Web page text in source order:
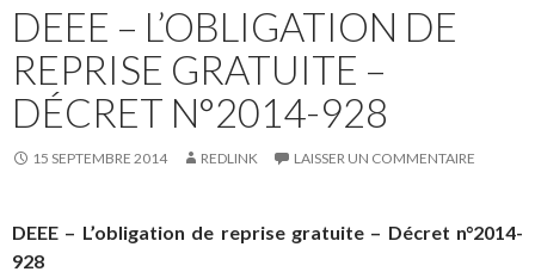
DEEE – L’OBLIGATION DE
REPRISE GRATUITE –
DÉCRET N°2014-928
15 SEPTEMBRE 2014 REDLINK LAISSER UN COMMENTAIRE
DEEE – L’obligation de reprise gratuite – Décret n°2014-
928